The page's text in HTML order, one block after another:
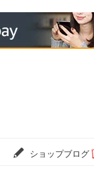
ショップブログ